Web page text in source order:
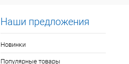
Наши предложения
Новинки
Популярные товары